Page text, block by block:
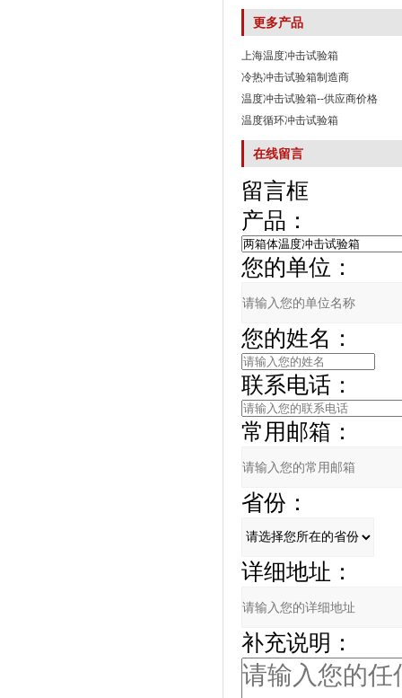
更多产品
上海温度冲击试验箱
冷热冲击试验箱制造商
温度冲击试验箱--供应商价格
温度循环冲击试验箱
在线留言
留言框
产品：
您的单位：
您的姓名：
联系电话：
常用邮箱：
省份：
详细地址：
补充说明：